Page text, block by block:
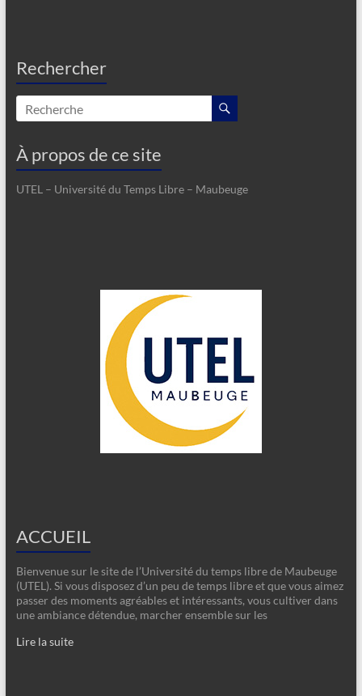
Rechercher
À propos de ce site
UTEL – Université du Temps Libre – Maubeuge
ACCUEIL
Bienvenue sur le site de l’Université du temps libre de Maubeuge
(UTEL). Si vous disposez d’un peu de temps libre et que vous aimez
passer des moments agréables et intéressants, vous cultiver dans
une ambiance détendue, marcher ensemble sur les
Lire la suite